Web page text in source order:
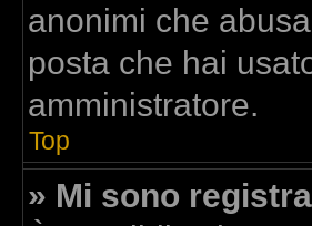
anonimi che
posta che hai
amministratore.
Top
» Mi sono